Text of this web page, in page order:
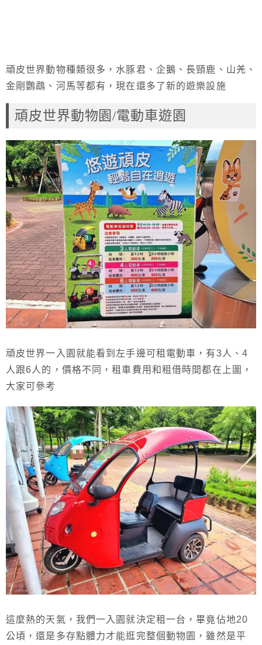
頑皮世界動物種類很多，水豚君、企鵝、長頸鹿、山羌、
金剛鸚鵡、河馬等都有，現在還多了新的遊樂設施
頑皮世界動物園/電動車遊園
頑皮世界一入園就能看到左手邊可租電動車，有3人、4
人跟6人的，價格不同，租車費用和租借時間都在上圖，
大家可參考
這麼熱的天氣，我們一入園就決定租一台，畢竟佔地20
公頃，還是多存點體力才能逛完整個動物園，雖然是平